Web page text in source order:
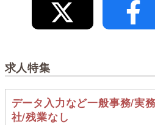
求人特集
データ入力など一般事務/実
社/残業なし